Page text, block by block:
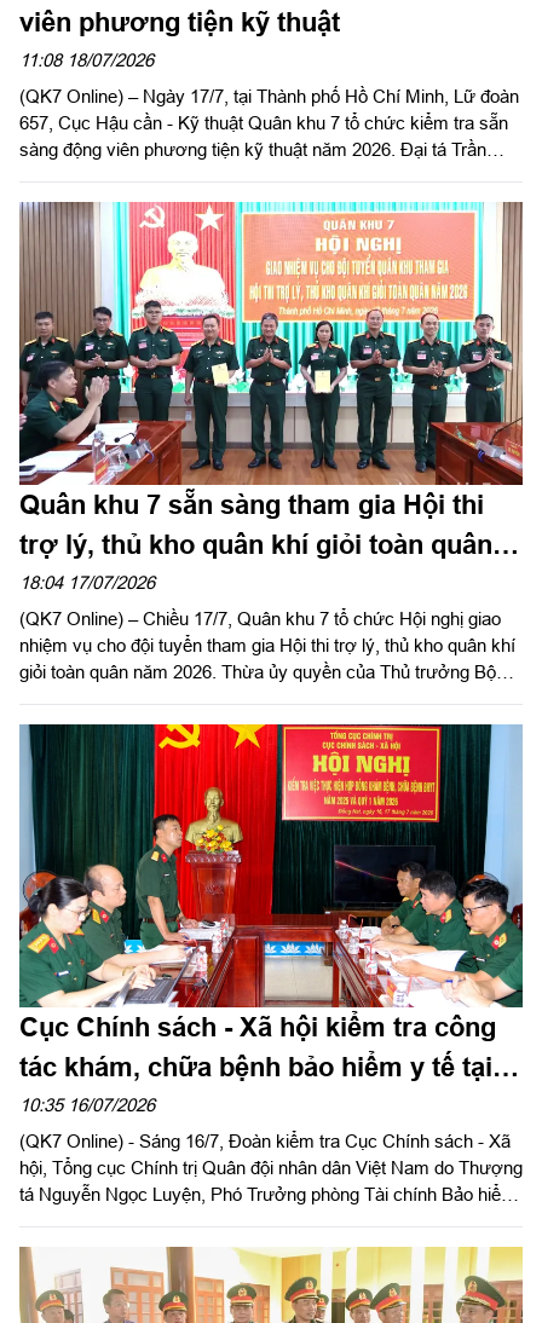
viên phương tiện kỹ thuật
11:08 18/07/2026
(QK7 Online) – Ngày 17/7, tại Thành phố Hồ Chí Minh, Lữ đoàn
657, Cục Hậu cần - Kỹ thuật Quân khu 7 tổ chức kiểm tra sẵn
sàng động viên phương tiện kỹ thuật năm 2026. Đại tá Trần
Quân khu 7 sẵn sàng tham gia Hội thi
trợ lý, thủ kho quân khí giỏi toàn quân
năm 2026
18:04 17/07/2026
(QK7 Online) – Chiều 17/7, Quân khu 7 tổ chức Hội nghị giao
nhiệm vụ cho đội tuyển tham gia Hội thi trợ lý, thủ kho quân khí
giỏi toàn quân năm 2026. Thừa ủy quyền của Thủ trưởng Bộ
Kỹ thuật Quân khu chủ trì hội nghị.
Cục Chính sách - Xã hội kiểm tra công
tác khám, chữa bệnh bảo hiểm y tế tại
sư đoàn 309
10:35 16/07/2026
(QK7 Online) - Sáng 16/7, Đoàn kiểm tra Cục Chính sách - Xã
hội, Tổng cục Chính trị Quân đội nhân dân Việt Nam do Thượng
tá Nguyễn Ngọc Luyện, Phó Trưởng phòng Tài chính Bảo hiểm
kiểm tra việc thực hiện hợp đồng khám bệnh, chữa bệnh bảo
hiểm y tế tại Bệnh xá Sư đoàn 309.